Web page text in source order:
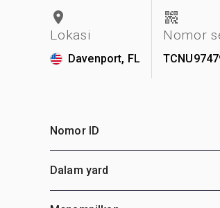
Lokasi
Davenport, FL
Nomor
Nomor ID
Dalam yard